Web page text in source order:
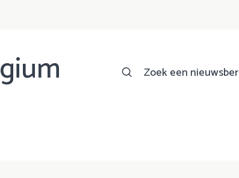
Zoek een